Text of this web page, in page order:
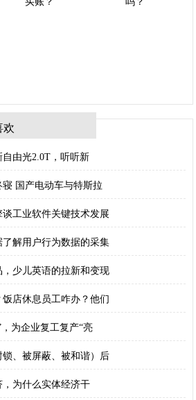
欢
由光2.0T，听听新
国产电动车与特斯拉
工业软件关键技术发展
解用户行为数据的采集
少儿英语的拉新和变现
店休息员工咋办？他们
为企业复工复产“亮
、被屏蔽、被和谐）后
，为什么实体经济干